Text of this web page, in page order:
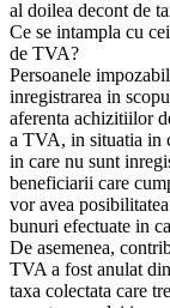
al doilea decont de
Ce se intampla cu
de TVA?
Persoanele
inregistrarea in
aferenta achizitiilor
a TVA, in situatia in
in care nu sunt
beneficiarii care
vor avea
bunuri efectuate in
De asemenea,
TVA a fost anulat
taxa colectata care